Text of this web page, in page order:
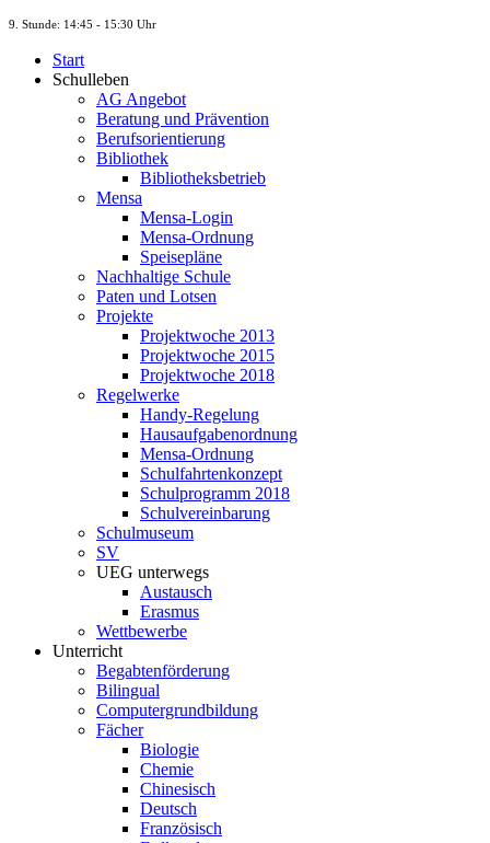
9. Stunde: 14:45 - 15:30 Uhr
Start
Schulleben
AG Angebot
Beratung und Prävention
Berufsorientierung
Bibliothek
Bibliotheksbetrieb
Mensa
Mensa-Login
Mensa-Ordnung
Speisepläne
Nachhaltige Schule
Paten und Lotsen
Projekte
Projektwoche 2013
Projektwoche 2015
Projektwoche 2018
Regelwerke
Handy-Regelung
Hausaufgabenordnung
Mensa-Ordnung
Schulfahrtenkonzept
Schulprogramm 2018
Schulvereinbarung
Schulmuseum
SV
UEG unterwegs
Austausch
Erasmus
Wettbewerbe
Unterricht
Begabtenförderung
Bilingual
Computergrundbildung
Fächer
Biologie
Chemie
Chinesisch
Deutsch
Französisch